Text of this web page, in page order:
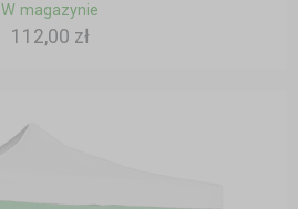
W magazynie
112,00 zł